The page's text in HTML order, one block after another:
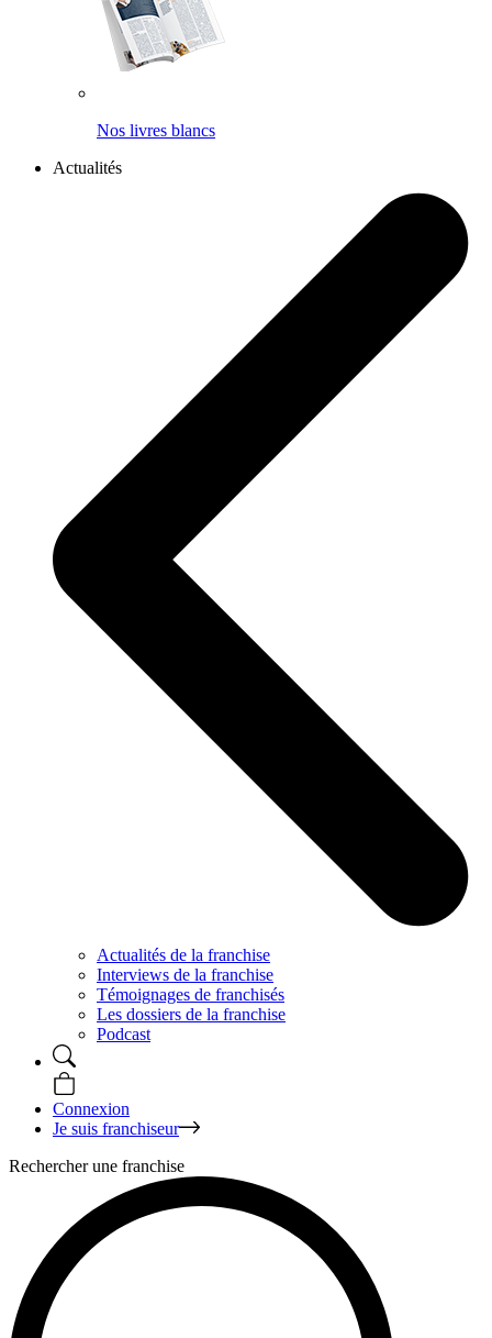
Nos livres blancs
Actualités
Actualités de la franchise
Interviews de la franchise
Témoignages de franchisés
Les dossiers de la franchise
Podcast
Connexion
Je suis franchiseur
Rechercher une franchise